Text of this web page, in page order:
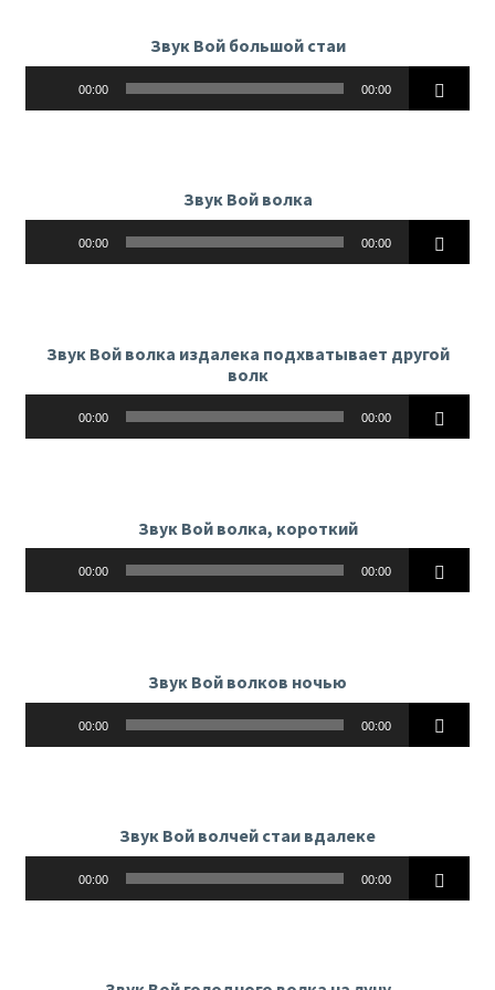
Звук Вой большой стаи
00:00 00:00
Звук Вой волка
00:00 00:00
Звук Вой волка издалека подхватывает другой
волк
00:00 00:00
Звук Вой волка, короткий
00:00 00:00
Звук Вой волков ночью
00:00 00:00
Звук Вой волчей стаи вдалеке
00:00 00:00